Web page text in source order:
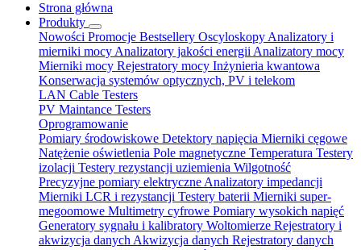
Strona główna
Produkty
Nowości Promocje Bestsellery Oscyloskopy Analizatory i
mierniki mocy Analizatory jakości energii Analizatory mocy
Mierniki mocy Rejestratory mocy Inżynieria kwantowa
Konserwacja systemów optycznych, PV i telekom
LAN Cable Testers
PV Maintance Testers
Oprogramowanie
Pomiary środowiskowe Detektory napięcia Mierniki cęgowe
Natężenie oświetlenia Pole magnetyczne Temperatura Testery
izolacji Testery rezystancji uziemienia Wilgotność
Precyzyjne pomiary elektryczne Analizatory impedancji
Mierniki LCR i rezystancji Testery baterii Mierniki super-
megoomowe Multimetry cyfrowe Pomiary wysokich napięć
Generatory sygnału i kalibratory Woltomierze Rejestratory i
akwizycja danych Akwizycja danych Rejestratory danych